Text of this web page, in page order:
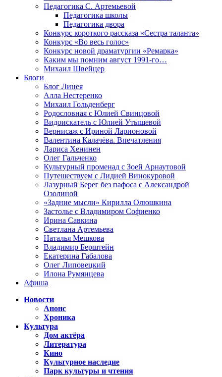
Педагогика С. Артемьевой
Педагогика школы
Педагогика двора
Конкурс короткого рассказа «Сестра таланта»
Конкурс «Во весь голос»
Конкурс новой драматургии «Ремарка»
Каким мы помним август 1991-го…
Михаил Швейцер
Блоги
Блог Лицея
Алла Нестеренко
Михаил Гольденберг
Родословная с Юлией Свинцовой
Видоискатель с Юлией Утышевой
Вернисаж с Ириной Ларионовой
Валентина Калачёва. Впечатления
Лариса Хенинен
Олег Гальченко
Культурный променад с Зоей Арнаутовой
Путешествуем с Лидией Винокуровой
Лазурный Берег без пафоса с Александрой
Озолиной
«Задние мысли» Кирилла Олюшкина
Застолье с Владимиром Софиенко
Ирина Савкина
Светлана Артемьева
Наталья Мешкова
Владимир Берштейн
Екатерина Габалова
Олег Липовецкий
Илона Румянцева
Афиша
Новости
Анонс
Хроника
Культура
Дом актёра
Литература
Кино
Культурное наследие
Парк культуры и чтения